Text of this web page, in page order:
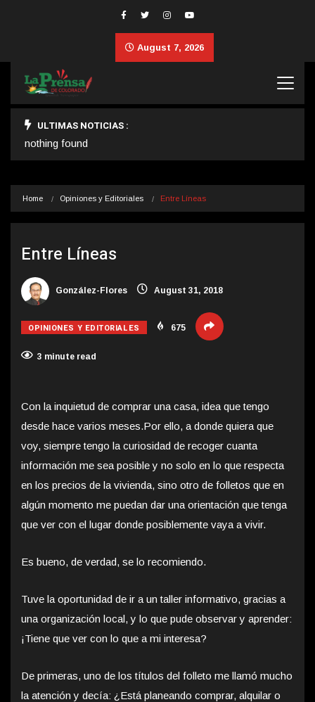
August 7, 2026
ULTIMAS NOTICIAS :
nothing found
Home Opiniones y Editoriales Entre Líneas
Entre Líneas
González-Flores August 31, 2018
OPINIONES Y EDITORIALES 675
3 minute read
Con la inquietud de comprar una casa, idea que tengo
desde hace varios meses.Por ello, a donde quiera que
voy, siempre tengo la curiosidad de recoger cuanta
información me sea posible y no solo en lo que respecta
en los precios de la vivienda, sino otro de folletos que en
algún momento me puedan dar una orientación que tenga
que ver con el lugar donde posiblemente vaya a vivir.
Es bueno, de verdad, se lo recomiendo.
Tuve la oportunidad de ir a un taller informativo, gracias a
una organización local, y lo que pude observar y aprender:
¡Tiene que ver con lo que a mi interesa?
De primeras, uno de los títulos del folleto me llamó mucho
la atención y decía: ¿Está planeando comprar, alquilar o